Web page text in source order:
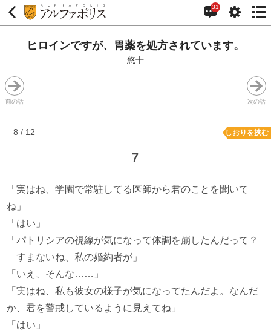
31
ヒロインですが、胃薬を処方されています。
悠十
前の話 次の話
8 / 12 しおりを挟む
7
「実はね、学園で常駐してる医師から君のことを聞いて
ね」
「はい」
「パトリシアの視線が気になって体調を崩したんだって？
すまないね、私の婚約者が」
「いえ、そんな……」
「実はね、私も彼女の様子が気になってたんだよ。なんだ
か、君を警戒しているように見えてね」
「はい」